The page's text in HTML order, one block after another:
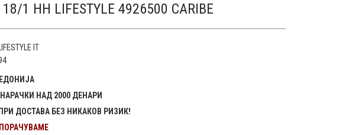
1 HH LIFESTYLE 4926500 CARIBE
IT
НАД 2000 ДЕНАРИ
ДОСТАВА БЕЗ НИКАКОВ РИЗИК!